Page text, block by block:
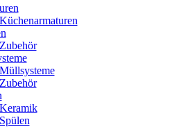
Küchenarmaturen
Zubehör
Müllsysteme
Zubehör
Keramik
Spülen